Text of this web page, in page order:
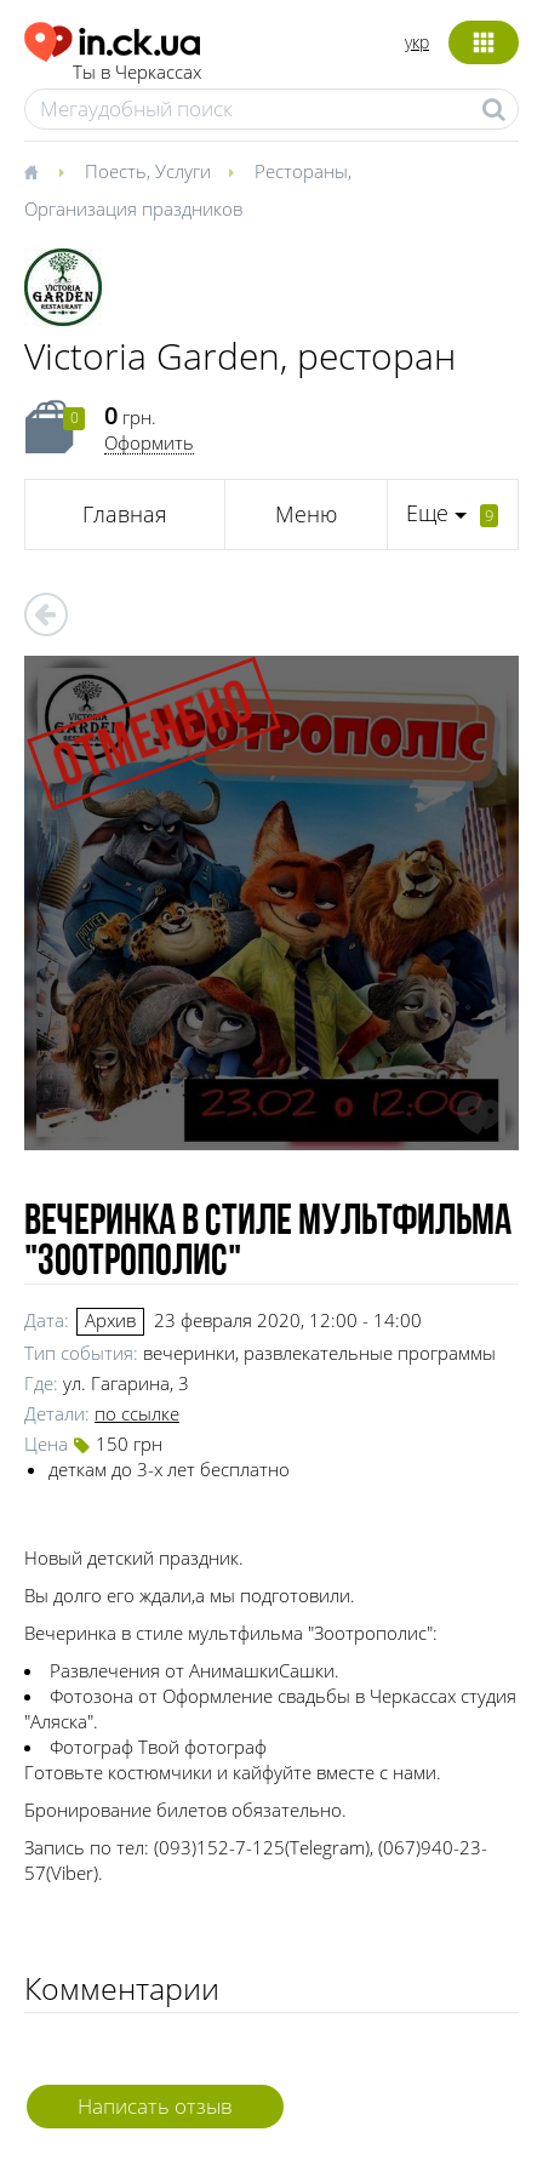
Ты в Черкассах
укр
Поесть, Услуги Рестораны,
Организация праздников
Victoria Garden, ресторан
0 0 грн.
Оформить
Главная Меню Еще 9
Вечеринка в стиле мультфильма
"Зоотрополис"
Дата: Архив
23 февраля 2020, 12:00 - 14:00
Тип события: вечеринки, развлекательные программы
Где: ул. Гагарина, 3
Детали: по ссылке
Цена
150 грн
деткам до 3-х лет бесплатно
Новый детский праздник.
Вы долго его ждали,а мы подготовили.
Вечеринка в стиле мультфильма "Зоотрополис":
Развлечения от АнимашкиСашки.
Фотозона от Оформление свадьбы в Черкассах студия
"Аляска".
Фотограф Твой фотограф
Готовьте костюмчики и кайфуйте вместе с нами.
Бронирование билетов обязательно.
Запись по тел: (093)152-7-125(Telegram), (067)940-23-
57(Viber).
Комментарии
Написать отзыв